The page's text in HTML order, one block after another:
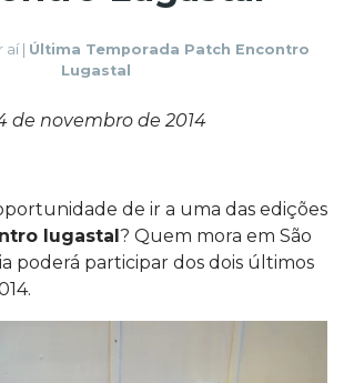
aí| Última Temporada Patch Encontro
Lugastal
de novembro de 2014
de ir a uma das edições
lugastal ? Quem mora em São
poderá participar dos dois últimos